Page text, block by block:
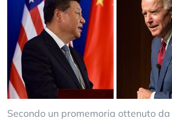
Secondo un promemoria ottenuto